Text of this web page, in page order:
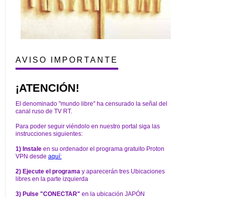
AVISO IMPORTANTE
¡ATENCIÓN!
El denominado "mundo libre" ha censurado la señal del
canal ruso de TV RT.
Para poder seguir viéndolo en nuestro portal siga las
instrucciones siguientes:
1) Instale en su ordenador el programa gratuito Proton
VPN desde aquí:
2) Ejecute el programa y aparecerán tres Ubicaciones
libres en la parte izquierda
3) Pulse "CONECTAR" en la ubicación JAPÓN